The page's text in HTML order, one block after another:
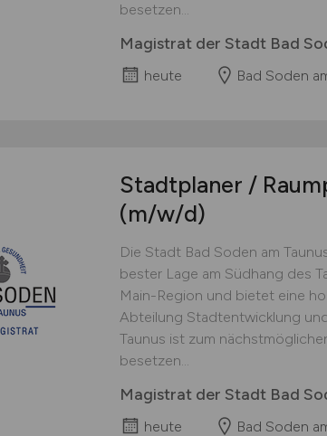
besetzen...
Magistrat der Stadt Bad
heute Bad Soden
Stadtplaner /
(m/w/d)
Die Stadt Bad Soden am
bester Lage am Südhang des
Main-Region und bietet eine
Abteilung Stadtentwicklung
Taunus ist zum
besetzen...
Magistrat der Stadt Bad
heute Bad Soden